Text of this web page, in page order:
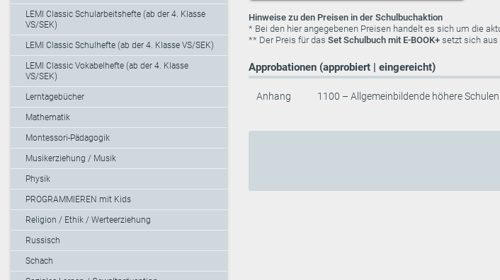
LEMI Classic Schularbeitshefte (ab der 4. Klasse
VS/SEK)
LEMI Classic Schulhefte (ab der 4. Klasse VS/SEK)
LEMI Classic Vokabelhefte (ab der 4. Klasse
VS/SEK)
Lerntagebücher
Mathematik
Montessori-Pädagogik
Musikerziehung / Musik
Physik
PROGRAMMIEREN mit Kids
Religion / Ethik / Werteerziehung
Russisch
Schach
Hinweise zu den Preisen in der Schulbuchaktion
* Bei den hier angegebenen Preisen handelt es sich um die
** Der Preis für das Set Schulbuch mit E-BOOK+ setzt sich aus
Approbationen (approbiert | eingereicht)
Anhang 1100 – Allgemeinbildende höhere